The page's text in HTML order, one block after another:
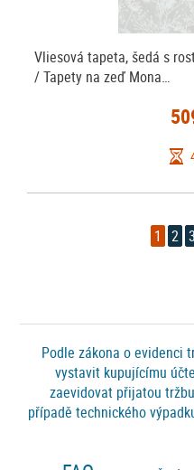
Vliesová tapeta, šedá s
/ Tapety na zeď Mona…
1 2 3
Podle zákona o evidenci
vystavit kupujícímu
zaevidovat přijatou
případě technického